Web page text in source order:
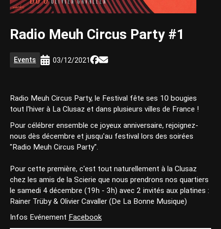
Radio Meuh Circus Party #1
Events 03/12/2021
Radio Meuh Circus Party, le Festival fête ses 10 bougies
tout l'hiver à La Clusaz et dans plusieurs villes de France !
Pour célébrer ensemble ce joyeux anniversaire, rejoignez-
nous dès décembre et jusqu'au festival lors des soirées
"Radio Meuh Circus Party".
Pour cette première, c'est tout naturellement à la Clusaz
chez les amis de la Scierie que nous prendrons nos quartiers
le samedi 4 décembre (19h - 3h) avec 2 invités aux platines :
Rainer Trüby & Olivier Cavaller (De La Bonne Musique)
Infos Evénement Facebook